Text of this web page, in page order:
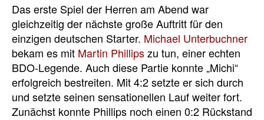
Das erste Spiel der Herren am Abend war
gleichzeitig der nächste große Auftritt für den
einzigen deutschen Starter. Michael Unterbuchner
bekam es mit Martin Phillipszu tun, einer echten
BDO-Legende. Auch diese Partie konnte „Michi“
erfolgreich bestreiten. Mit 4:2 setzte er sich durch
und setzte seinen sensationellen Lauf weiter fort.
Zunächst konnte Phillips noch einen 0:2 Rückstand